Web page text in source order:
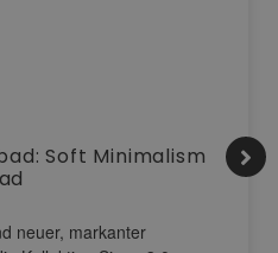
Soft Minimalism
neuer, markanter